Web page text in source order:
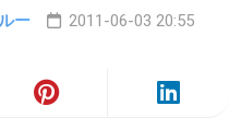
ー
2011-06-03 20:55